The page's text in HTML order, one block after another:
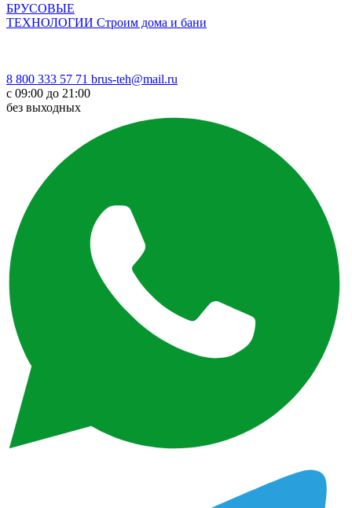
БРУСОВЫЕ
ТЕХНОЛОГИИ Строим дома и бани
8 800 333 57 71 brus-teh@mail.ru
с 09:00 до 21:00
без выходных